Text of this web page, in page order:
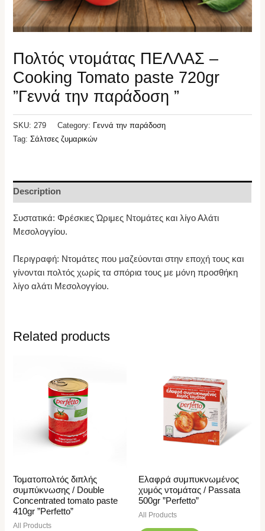
Πολτός ντομάτας ΠΕΛΛΑΣ –
Cooking Tomato paste 720gr
”Γεννά την παράδοση ”
SKU:279 Category: Γεννά την παράδοση
Tag:Σάλτσες ζυμαρικών
Description
Συστατικά: Φρέσκιες Ώριμες Ντομάτες και λίγο Αλάτι
Μεσολογγίου.
Περιγραφή: Ντομάτες που μαζεύονται στην εποχή τους και
γίνονται πολτός χωρίς τα σπόρια τους με μόνη προσθήκη
λίγο αλάτι Μεσολογγίου.
Related products
Τοματοπολτός διπλής
συμπύκνωσης / Double
Concentrated tomato paste
410gr ”Perfetto”
All Products
Ελαφρά συμπυκνωμένος
χυμός ντομάτας / Passata
500gr ”Perfetto”
All Products